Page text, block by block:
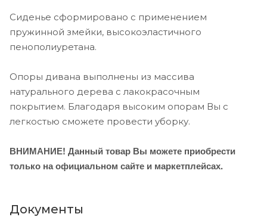
Сиденье сформировано с применением
пружинной змейки, высокоэластичного
пенополиуретана.
Опоры дивана выполнены из массива
натурального дерева с лакокрасочным
покрытием. Благодаря высоким опорам Вы с
легкостью сможете провести уборку.
ВНИМАНИЕ! Данный товар Вы можете приобрести
только на официальном сайте и маркетплейсах.
Документы